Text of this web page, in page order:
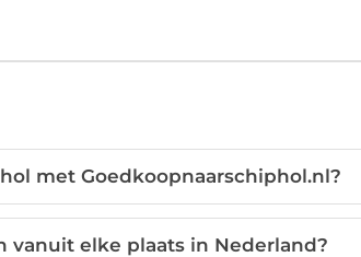
met Goedkoopnaarschiphol.nl?
vanuit elke plaats in Nederland?